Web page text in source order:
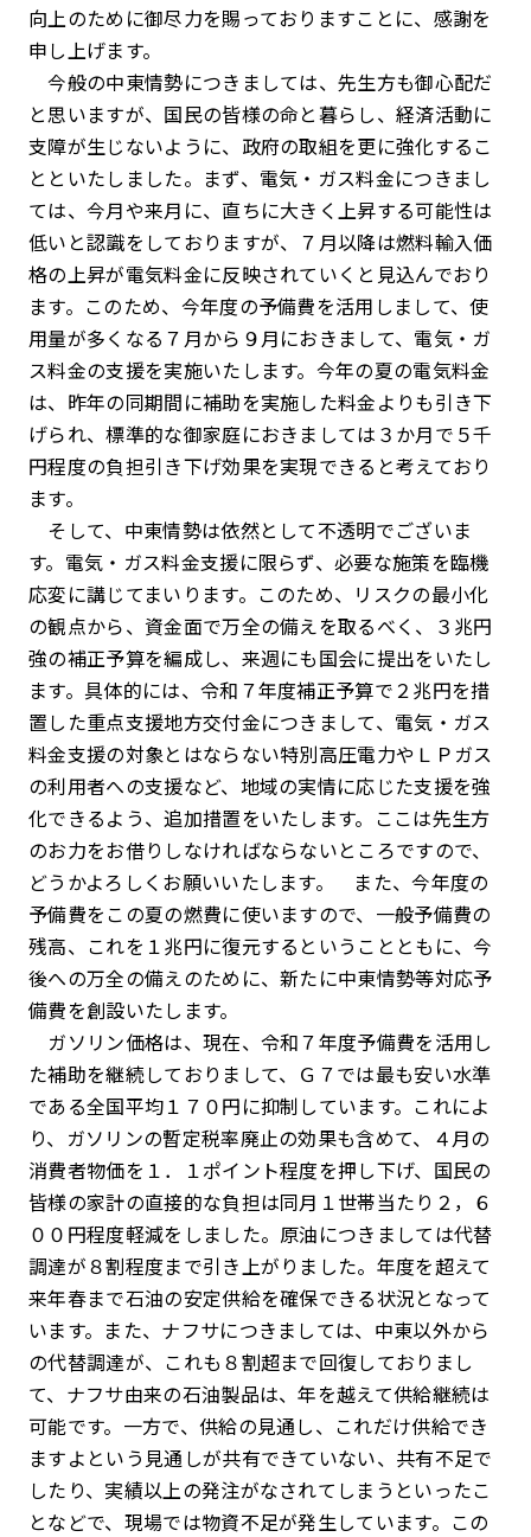
向上のために御尽力を賜っておりますことに、感謝を
申し上げます。
今般の中東情勢につきましては、先生方も御心配だ
と思いますが、国民の皆様の命と暮らし、経済活動に
支障が生じないように、政府の取組を更に強化するこ
とといたしました。まず、電気・ガス料金につきまし
ては、今月や来月に、直ちに大きく上昇する可能性は
低いと認識をしておりますが、７月以降は燃料輸入価
格の上昇が電気料金に反映されていくと見込んでおり
ます。このため、今年度の予備費を活用しまして、使
用量が多くなる７月から９月におきまして、電気・ガ
ス料金の支援を実施いたします。今年の夏の電気料金
は、昨年の同期間に補助を実施した料金よりも引き下
げられ、標準的な御家庭におきましては３か月で５千
円程度の負担引き下げ効果を実現できると考えており
ます。
そして、中東情勢は依然として不透明でございま
す。電気・ガス料金支援に限らず、必要な施策を臨機
応変に講じてまいります。このため、リスクの最小化
の観点から、資金面で万全の備えを取るべく、３兆円
強の補正予算を編成し、来週にも国会に提出をいたし
ます。具体的には、令和７年度補正予算で２兆円を措
置した重点支援地方交付金につきまして、電気・ガス
料金支援の対象とはならない特別高圧電力やＬＰガス
の利用者への支援など、地域の実情に応じた支援を強
化できるよう、追加措置をいたします。ここは先生方
のお力をお借りしなければならないところですので、
どうかよろしくお願いいたします。 また、今年度の
予備費をこの夏の燃費に使いますので、一般予備費の
残高、これを１兆円に復元するということともに、今
後への万全の備えのために、新たに中東情勢等対応予
備費を創設いたします。
ガソリン価格は、現在、令和７年度予備費を活用し
た補助を継続しておりまして、Ｇ７では最も安い水準
である全国平均１７０円に抑制しています。これによ
り、ガソリンの暫定税率廃止の効果も含めて、４月の
消費者物価を１．１ポイント程度を押し下げ、国民の
皆様の家計の直接的な負担は同月１世帯当たり２，６
００円程度軽減をしました。原油につきましては代替
調達が８割程度まで引き上がりました。年度を超えて
来年春まで石油の安定供給を確保できる状況となって
います。また、ナフサにつきましては、中東以外から
の代替調達が、これも８割超まで回復しておりまし
て、ナフサ由来の石油製品は、年を越えて供給継続は
可能です。一方で、供給の見通し、これだけ供給でき
ますよという見通しが共有できていない、共有不足で
したり、実績以上の発注がなされてしまうといったこ
となどで、現場では物資不足が発生しています。この